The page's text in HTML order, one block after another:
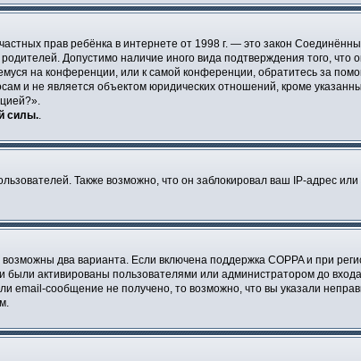
прав ребёнка в интернете от 1998 г. — это закон
Допустимо наличие иного вида подтверждения того,
на конференции, или к самой конференции, обратитесь за
и не является объектом юридических отношений, кроме
силы..
Также возможно, что он заблокировал ваш IP-адрес
два варианта. Если включена поддержка COPPA и при
активированы пользователями или администратором до
email-сообщение не получено, то возможно, что вы указали